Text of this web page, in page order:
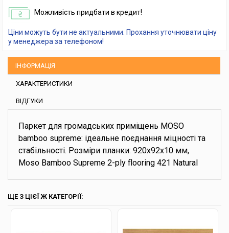
Можливість придбати в кредит!
Ціни можуть бути не актуальними. Прохання уточнювати ціну
у менеджера за телефоном!
ІНФОРМАЦІЯ
ХАРАКТЕРИСТИКИ
ВІДГУКИ
Паркет для громадських приміщень MOSO
bamboo supreme: ідеальне поєднання міцності та
стабільності. Розміри планки: 920x92x10 мм,
Moso Bamboo Supreme 2-ply flooring 421 Natural
ЩЕ З ЦІЄЇ Ж КАТЕГОРІЇ: